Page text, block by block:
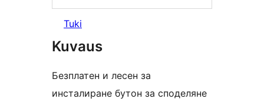
Tuki
Kuvaus
Безплатен и лесен за
инсталиране бутон за споделяне